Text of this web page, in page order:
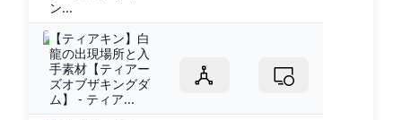
ン...
【ティアキン】白
龍の出現場所と入
手素材【ティアー
ズオブザキングダ
ム】 - ティア...